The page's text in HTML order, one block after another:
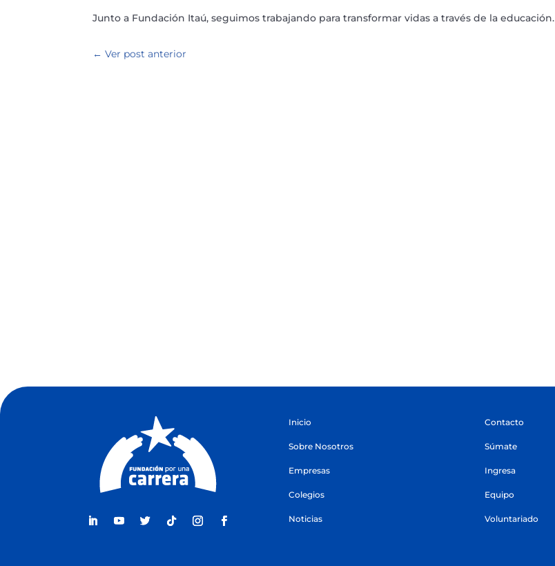
Junto a Fundación Itaú, seguimos trabajando para transformar vidas a través de la educación.
←Ver post anterior
Inicio
Sobre Nosotros
Empresas
Colegios
Noticias
Contacto
Súmate
Ingresa
Equipo
Voluntariado